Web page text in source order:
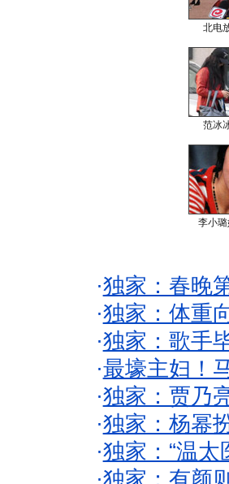
北电
范冰
李小
·独家：春晚
·独家：体重
·独家：歌手
·最壕主妇！
·独家：贾乃
·独家：杨幂
·独家：“温
·独家：有颜